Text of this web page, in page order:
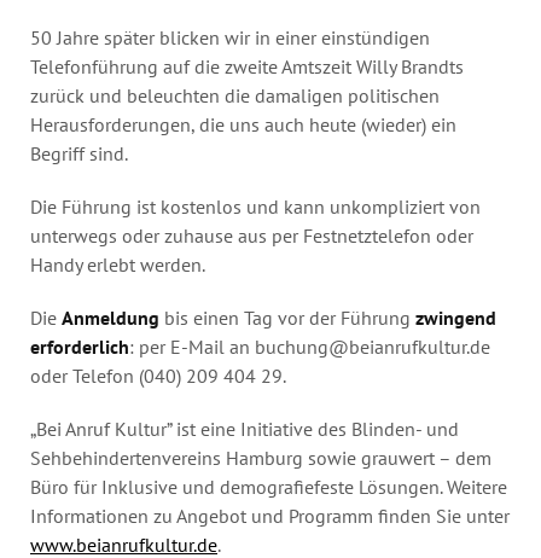
50 Jahre später blicken wir in einer einstündigen
Telefonführung auf die zweite Amtszeit Willy Brandts
zurück und beleuchten die damaligen politischen
Herausforderungen, die uns auch heute (wieder) ein
Begriff sind.
Die Führung ist kostenlos und kann unkompliziert von
unterwegs oder zuhause aus per Festnetztelefon oder
Handy erlebt werden.
Die Anmeldung bis einen Tag vor der Führung zwingend
erforderlich: per E-Mail an buchung@beianrufkultur.de
oder Telefon (040) 209 404 29.
„Bei Anruf Kultur” ist eine Initiative des Blinden- und
Sehbehindertenvereins Hamburg sowie grauwert – dem
Büro für Inklusive und demografiefeste Lösungen. Weitere
Informationen zu Angebot und Programm finden Sie unter
www.beianrufkultur.de.